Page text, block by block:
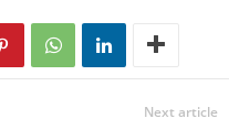
Next article